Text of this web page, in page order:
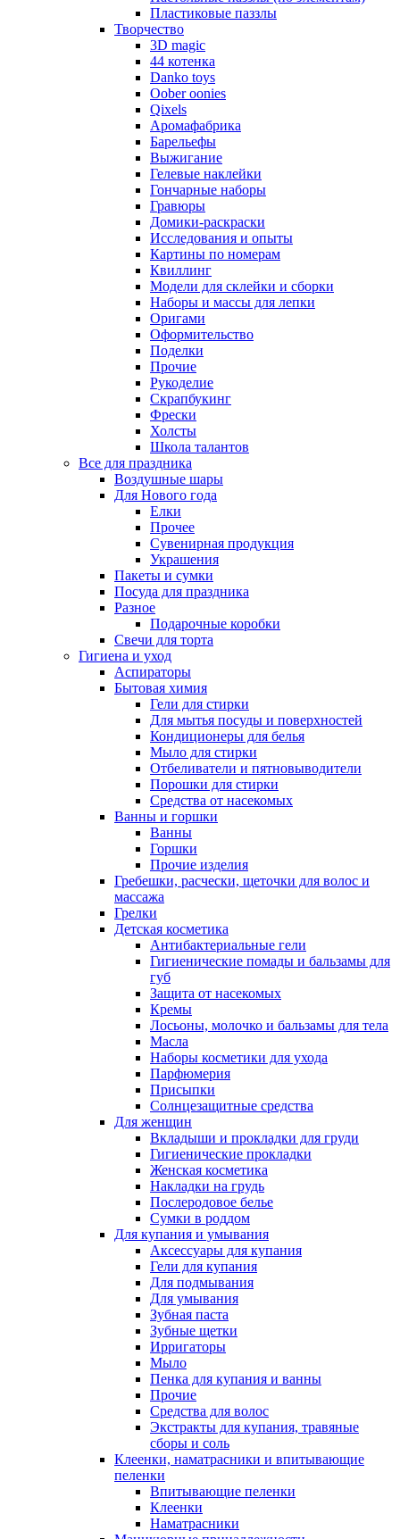
Пластиковые паззлы
Творчество
3D magic
44 котенка
Danko toys
Oober oonies
Qixels
Аромафабрика
Барельефы
Выжигание
Гелевые наклейки
Гончарные наборы
Гравюры
Домики-раскраски
Исследования и опыты
Картины по номерам
Квиллинг
Модели для склейки и сборки
Наборы и массы для лепки
Оригами
Оформительство
Поделки
Прочие
Рукоделие
Скрапбукинг
Фрески
Холсты
Школа талантов
Все для праздника
Воздушные шары
Для Нового года
Елки
Прочее
Сувенирная продукция
Украшения
Пакеты и сумки
Посуда для праздника
Разное
Подарочные коробки
Свечи для торта
Гигиена и уход
Аспираторы
Бытовая химия
Гели для стирки
Для мытья посуды и поверхностей
Кондиционеры для белья
Мыло для стирки
Отбеливатели и пятновыводители
Порошки для стирки
Средства от насекомых
Ванны и горшки
Ванны
Горшки
Прочие изделия
Гребешки, расчески, щеточки для волос и
массажа
Грелки
Детская косметика
Антибактериальные гели
Гигиенические помады и бальзамы для
губ
Защита от насекомых
Кремы
Лосьоны, молочко и бальзамы для тела
Масла
Наборы косметики для ухода
Парфюмерия
Присыпки
Солнцезащитные средства
Для женщин
Вкладыши и прокладки для груди
Гигиенические прокладки
Женская косметика
Накладки на грудь
Послеродовое белье
Сумки в роддом
Для купания и умывания
Аксессуары для купания
Гели для купания
Для подмывания
Для умывания
Зубная паста
Зубные щетки
Ирригаторы
Мыло
Пенка для купания и ванны
Прочие
Средства для волос
Экстракты для купания, травяные
сборы и соль
Клеенки, наматрасники и впитывающие
пеленки
Впитывающие пеленки
Клеенки
Наматрасники